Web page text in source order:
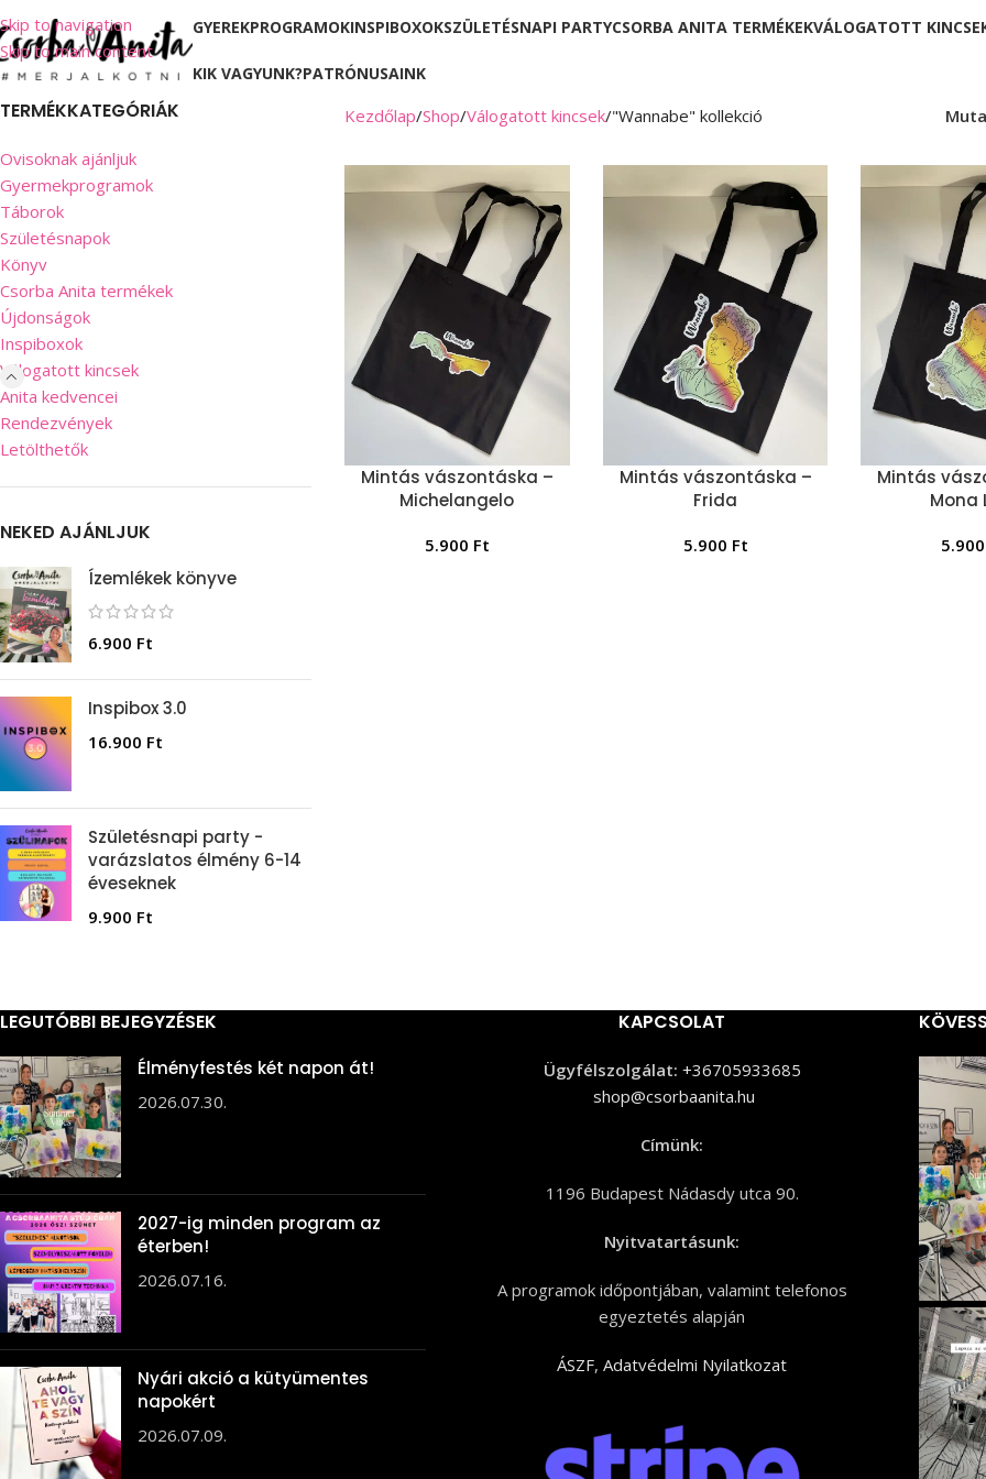
Skip to navigation
Skip to main content
GYEREKPROGRAMOKINSPIBOXOKSZÜLETÉSNAPI PARTYCSORBA ANITA TERMÉKEKVÁLOGATOTT
KIK VAGYUNK?PATRÓNUSAINK
TERMÉKKATEGÓRIÁK
Ovisoknak ajánljuk
Gyermekprogramok
Táborok
Születésnapok
Könyv
Csorba Anita termékek
Újdonságok
Inspiboxok
Válogatott kincsek
Anita kedvencei
Rendezvények
Letölthetők
NEKED AJÁNLJUK
Ízemlékek könyve
6.900 Ft
Inspibox 3.0
16.900 Ft
Születésnapi party -
varázslatos élmény 6-14
éveseknek
9.900 Ft
Kezdőlap Shop Válogatott kincsek "Wannabe" kollekció
Mintás vászontáska –
Michelangelo
5.900 Ft
Mintás vászontáska –
Frida
5.900 Ft
Mintás
Mona
5.900
LEGUTÓBBI BEJEGYZÉSEK
Élményfestés két napon át!
2026.07.30.
2027-ig minden program az
éterben!
2026.07.16.
Nyári akció a kütyümentes
napokért
2026.07.09.
KAPCSOLAT
Ügyfélszolgálat: +36705933685
shop@csorbaanita.hu
Címünk:
1196 Budapest Nádasdy utca 90.
Nyitvatartásunk:
A programok időpontjában, valamint telefonos
egyeztetés alapján
ÁSZF,Adatvédelmi Nyilatkozat